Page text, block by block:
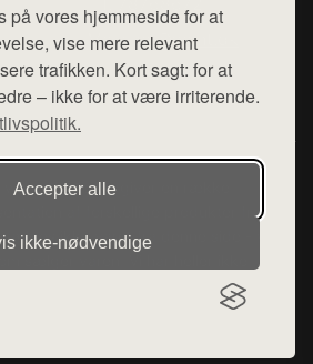
på vores hjemmeside for at
vise mere relevant
trafikken. Kort sagt: for at
– ikke for at være irriterende.
Accepter alle
ikke‑nødvendige
Mail: hej@want.dk
Cookie- og privatlivspolitik
want.dk, der udgiver en række
af forskellige produkter fra
sælges ikke varer fra denne side - vi